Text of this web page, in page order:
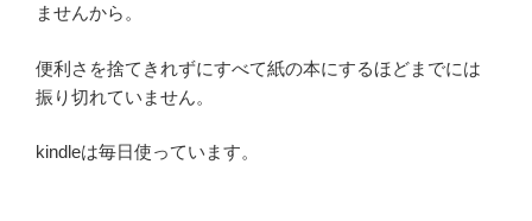
ませんから。
便利さを捨てきれずにすべて紙の本にするほどまでには
振り切れていません。
kindleは毎日使っています。